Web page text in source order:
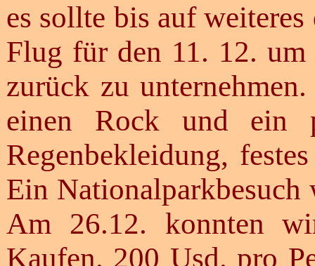
es sollte bis auf
Flug für den 11. 12.
zurück zu
einen Rock und ein
Regenbekleidung,
Ein Nationalparkbesuch
Am 26.12. konnten
Kaufen. 200 Usd. pro